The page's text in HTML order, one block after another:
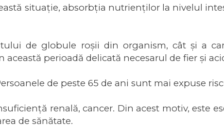
situație, absorbția nutrienților la nivelul
de globule roșii din organism, cât și a
perioadă delicată necesarul de fier și
de peste 65 de ani sunt mai expuse
renală, cancer. Din acest motiv, este
de sănătate.